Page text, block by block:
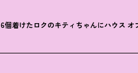
個着けたロクのキティちゃんにハウス